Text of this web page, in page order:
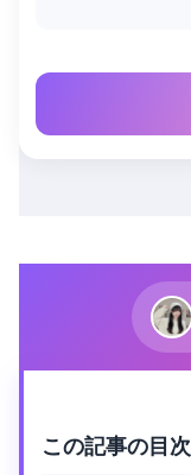
この記事の目次